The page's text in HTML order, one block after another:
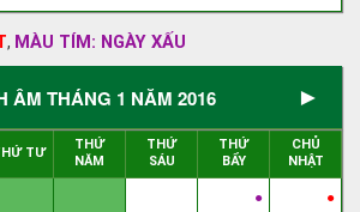
, MÀU TÍM: NGÀY XẤU
ÂM THÁNG 1 NĂM 2016 ►
TƯ
THỨ
NĂM
THỨ
SÁU
THỨ
BẨY
CHỦ
NHẬT
● ●